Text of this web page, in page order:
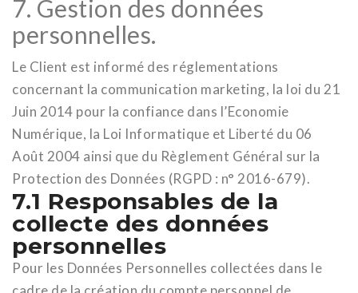
7. Gestion des données
personnelles.
Le Client est informé des réglementations
concernant la communication marketing, la loi du 21
Juin 2014 pour la confiance dans l’Economie
Numérique, la Loi Informatique et Liberté du 06
Août 2004 ainsi que du Règlement Général sur la
Protection des Données (RGPD : n° 2016-679).
7.1 Responsables de la
collecte des données
personnelles
Pour les Données Personnelles collectées dans le